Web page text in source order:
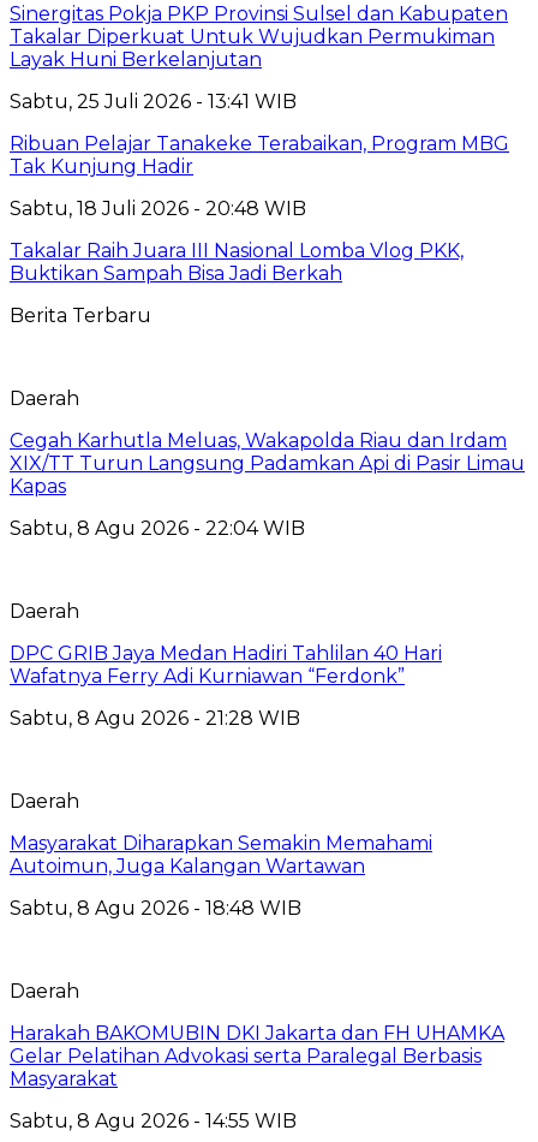
Sinergitas Pokja PKP Provinsi Sulsel dan Kabupaten
Takalar Diperkuat Untuk Wujudkan Permukiman
Layak Huni Berkelanjutan
Sabtu, 25 Juli 2026 - 13:41 WIB
Ribuan Pelajar Tanakeke Terabaikan, Program MBG
Tak Kunjung Hadir
Sabtu, 18 Juli 2026 - 20:48 WIB
Takalar Raih Juara III Nasional Lomba Vlog PKK,
Buktikan Sampah Bisa Jadi Berkah
Berita Terbaru
Daerah
Cegah Karhutla Meluas, Wakapolda Riau dan Irdam
XIX/TT Turun Langsung Padamkan Api di Pasir Limau
Kapas
Sabtu, 8 Agu 2026 - 22:04 WIB
Daerah
DPC GRIB Jaya Medan Hadiri Tahlilan 40 Hari
Wafatnya Ferry Adi Kurniawan “Ferdonk”
Sabtu, 8 Agu 2026 - 21:28 WIB
Daerah
Masyarakat Diharapkan Semakin Memahami
Autoimun, Juga Kalangan Wartawan
Sabtu, 8 Agu 2026 - 18:48 WIB
Daerah
Harakah BAKOMUBIN DKI Jakarta dan FH UHAMKA
Gelar Pelatihan Advokasi serta Paralegal Berbasis
Masyarakat
Sabtu, 8 Agu 2026 - 14:55 WIB